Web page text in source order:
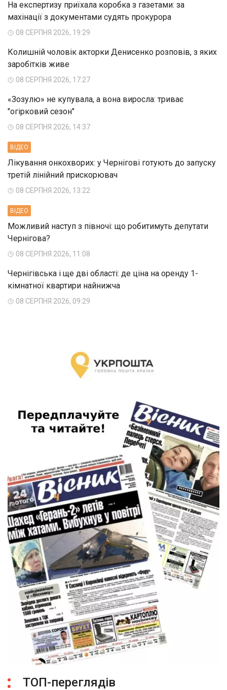
На експертизу приїхала коробка з газетами: за
махінації з документами судять прокурора
08 СЕРПНЯ 2026, 19:29
Колишній чоловік акторки Денисенко розповів, з яких
заробітків живе
08 СЕРПНЯ 2026, 17:27
«Зозулю» не купувала, а вона виросла: триває
"огірковий сезон"
08 СЕРПНЯ 2026, 14:37
ВIДЕО
Лікування онкохворих: у Чернігові готують до запуску
третій лінійний прискорювач
08 СЕРПНЯ 2026, 13:22
ВIДЕО
Можливий наступ з півночі: що робитимуть депутати
Чернігова?
08 СЕРПНЯ 2026, 11:08
Чернігівська і ще дві області: де ціна на оренду 1-
кімнатної квартири найнижча
08 СЕРПНЯ 2026, 09:29
ТОП-переглядів